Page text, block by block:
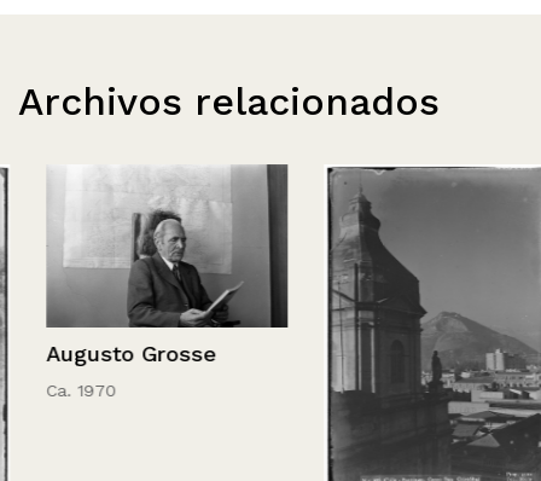
Archivos relacionados
Augusto Grosse
Ca. 1970